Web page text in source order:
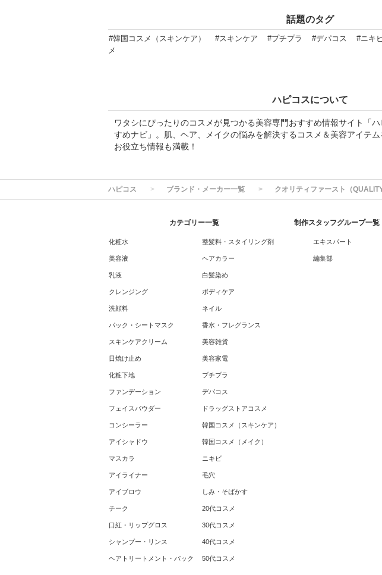
話題のタグ
#韓国コスメ（スキンケア） #スキンケア #プチプラ #デパコス #ニキ
メ
ハピコスについて
ワタシにぴったりのコスメが見つかる美容専門おすすめ情報サイト「
すめナビ」。肌、ヘア、メイクの悩みを解決するコスメ＆美容アイテ
お役立ち情報も満載！
ハピコス ブランド・メーカー一覧 クオリティファースト（
カテゴリー一覧
化粧水
美容液
乳液
クレンジング
洗顔料
パック・シートマスク
スキンケアクリーム
日焼け止め
化粧下地
ファンデーション
フェイスパウダー
コンシーラー
アイシャドウ
マスカラ
アイライナー
アイブロウ
チーク
口紅・リップグロス
シャンプー・リンス
ヘアトリートメント・パック
整髪料・スタイリング剤
ヘアカラー
白髪染め
ボディケア
ネイル
香水・フレグランス
美容雑貨
美容家電
プチプラ
デパコス
ドラッグストアコスメ
韓国コスメ（スキンケア）
韓国コスメ（メイク）
ニキビ
毛穴
しみ・そばかす
20代コスメ
30代コスメ
40代コスメ
50代コスメ
制作スタッフグループ一覧
エキスパート
編集部